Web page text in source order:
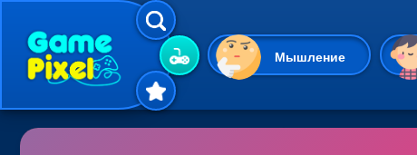
Мышление
Гиперказуальные